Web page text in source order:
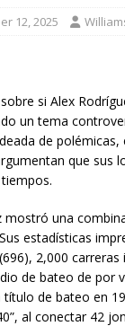
12, 2025
si Alex
un tema
de
que sus
mostró una
estadísticas
2,000
de bateo de por
título de bateo en
al conectar 42